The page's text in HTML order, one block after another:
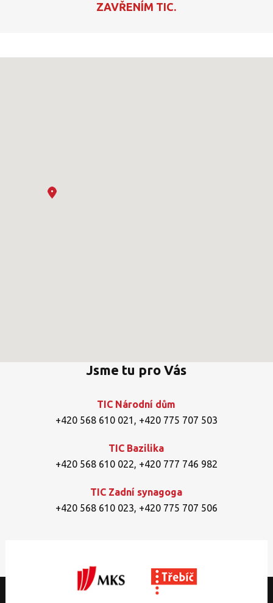
ZAVŘENÍM TIC.
Jsme tu pro Vás
TIC Národní dům
+420 568 610 021 , +420 775 707 503
TIC Bazilika
+420 568 610 022, +420 777 746 982
TIC Zadní synagoga
+420 568 610 023, +420 775 707 506